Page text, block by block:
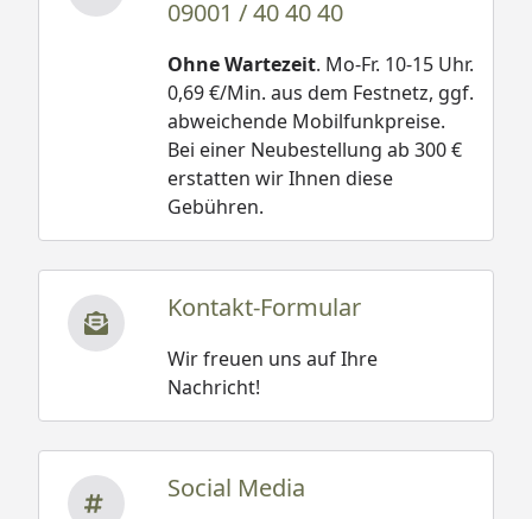
09001 / 40 40 40
Ohne Wartezeit. Mo-Fr. 10-15 Uhr.
0,69 €/Min. aus dem Festnetz, ggf.
abweichende Mobilfunkpreise.
Bei einer Neubestellung ab 300 €
erstatten wir Ihnen diese
Gebühren.
Kontakt-Formular
Wir freuen uns auf Ihre
Nachricht!
Social Media